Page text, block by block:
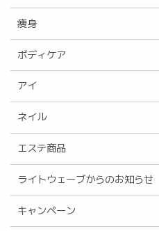
痩身
ボディケア
アイ
ネイル
エステ商品
ライトウェーブからのお知らせ
キャンペーン